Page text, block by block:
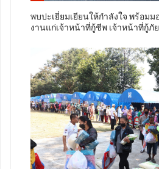
พบปะเยี่ยมเยียนให้กำลังใจ พร้อม
งานแก่เจ้าหน้าที่กู้ชีพ เจ้าหน้าที่กู้ภั